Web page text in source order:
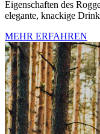
Eigenschaften des
elegante, knackige
MEHR ERFAHREN